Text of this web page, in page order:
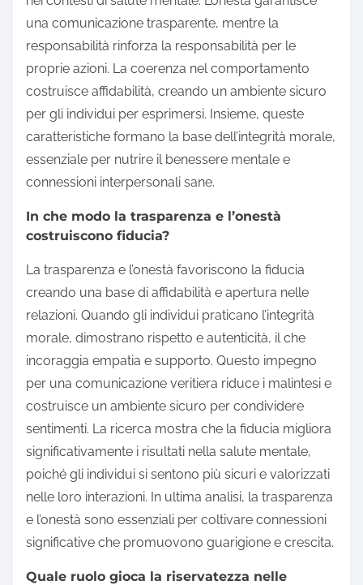
una comunicazione trasparente, mentre la
responsabilità rinforza la responsabilità per le
proprie azioni. La coerenza nel comportamento
costruisce affidabilità, creando un ambiente sicuro
per gli individui per esprimersi. Insieme, queste
caratteristiche formano la base dell’integrità morale,
essenziale per nutrire il benessere mentale e
connessioni interpersonali sane.
In che modo la trasparenza e l’onestà
costruiscono fiducia?
La trasparenza e l’onestà favoriscono la fiducia
creando una base di affidabilità e apertura nelle
relazioni. Quando gli individui praticano l’integrità
morale, dimostrano rispetto e autenticità, il che
incoraggia empatia e supporto. Questo impegno
per una comunicazione veritiera riduce i malintesi e
costruisce un ambiente sicuro per condividere
sentimenti. La ricerca mostra che la fiducia migliora
significativamente i risultati nella salute mentale,
poiché gli individui si sentono più sicuri e valorizzati
nelle loro interazioni. In ultima analisi, la trasparenza
e l’onestà sono essenziali per coltivare connessioni
significative che promuovono guarigione e crescita.
Quale ruolo gioca la riservatezza nelle